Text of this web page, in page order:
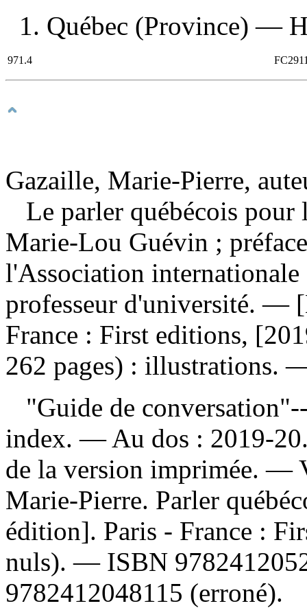
1. Québec (Province) —
971.4
Gazaille, Marie-Pierre,
Le parler québécois pour
Marie-Lou Guévin ;
l'Association internationale
professeur d'université. —
France : First editions,
262 pages) : illustrations.
"Guide de
index. — Au dos : 2019-
de la version imprimée. —
Marie-Pierre. Parler
édition]. Paris - France :
nuls). — ISBN
9782412048115 (erroné).